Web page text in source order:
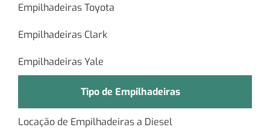
Empilhadeiras Toyota
Empilhadeiras Clark
Empilhadeiras Yale
Tipo de Empilhadeiras
Locação de Empilhadeiras a Diesel